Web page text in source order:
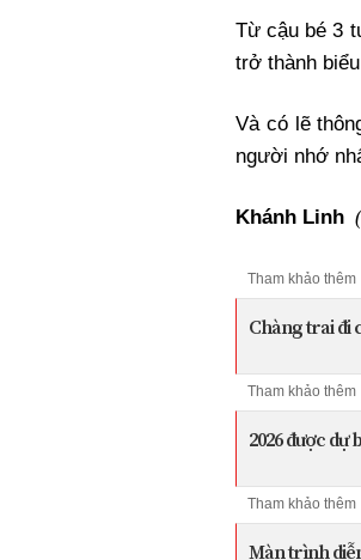
Từ cậu bé 3
trở thành
Và có lẽ
người nhớ
Khánh Linh
Tham khảo thêm
Chàng trai đi
Tham khảo thêm
2026 được
Tham khảo thêm
Màn trình